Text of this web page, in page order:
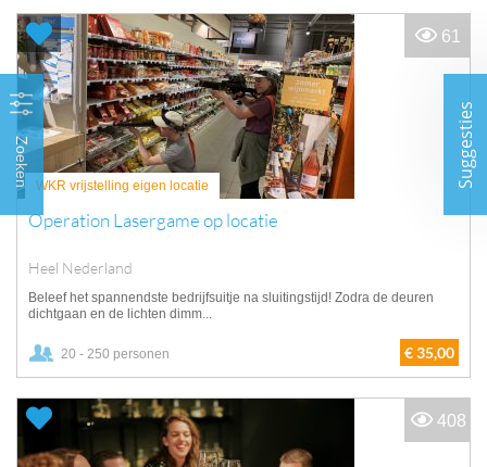
Zoeken WKR vrijstelling eigen locatie
Operation Lasergame op locatie
Heel Nederland
Beleef het spannendste bedrijfsuitje na sluitingstijd! Zodra de deuren
dichtgaan en de lichten dimm...
20 - 250 personen € 35,00
61
408
Suggesties